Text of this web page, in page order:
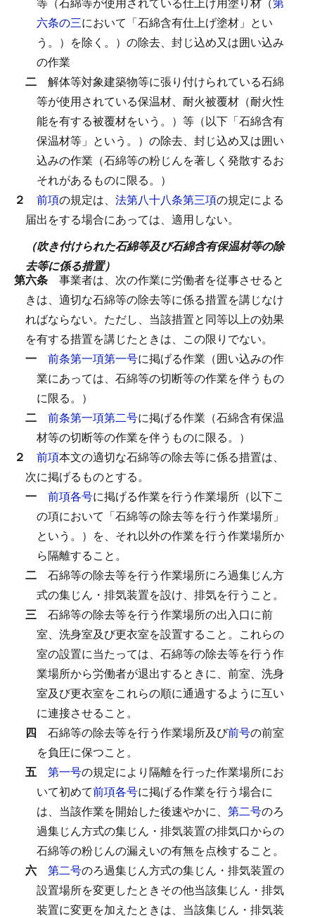
六条の三において「石綿含有仕上げ塗材」とい
う。）を除く。）の除去、封じ込め又は囲い込み
の作業
二 解体等対象建築物等に張り付けられている石綿
等が使用されている保温材、耐火被覆材（耐火性
能を有する被覆材をいう。）等（以下「石綿含有
保温材等」という。）の除去、封じ込め又は囲い
込みの作業（石綿等の粉じんを著しく発散するお
それがあるものに限る。）
２ 前項の規定は、 法第八十八条第三項の規定による
届出をする場合にあっては、適用しない。
（吹き付けられた石綿等及び石綿含有保温材等の除
去等に係る措置）
第六条 事業者は、次の作業に労働者を従事させると
きは、適切な石綿等の除去等に係る措置を講じなけ
ればならない。 ただし、当該措置と同等以上の効果
を有する措置を講じたときは、この限りでない。
一 前条第一項第一号に掲げる作業（囲い込みの作
業にあっては、石綿等の切断等の作業を伴うもの
に限る。）
二 前条第一項第二号に掲げる作業（石綿含有保温
材等の切断等の作業を伴うものに限る。）
２ 前項本文の適切な石綿等の除去等に係る措置は、
次に掲げるものとする。
一 前項各号に掲げる作業を行う作業場所（以下こ
の項において「石綿等の除去等を行う作業場所」
という。）を、それ以外の作業を行う作業場所か
ら隔離すること。
二 石綿等の除去等を行う作業場所にろ過集じん方
式の集じん・排気装置を設け、排気を行うこと。
三 石綿等の除去等を行う作業場所の出入口に前
室、洗身室及び更衣室を設置すること。 これらの
室の設置に当たっては、石綿等の除去等を行う作
業場所から労働者が退出するときに、前室、洗身
室及び更衣室をこれらの順に通過するように互い
に連接させること。
四 石綿等の除去等を行う作業場所及び前号の前室
を負圧に保つこと。
五 第一号の規定により隔離を行った作業場所にお
いて初めて前項各号に掲げる作業を行う場合に
は、当該作業を開始した後速やかに、 第二号のろ
過集じん方式の集じん・排気装置の排気口からの
石綿等の粉じんの漏えいの有無を点検すること。
六 第二号のろ過集じん方式の集じん・排気装置の
設置場所を変更したときその他当該集じん・排気
装置に変更を加えたときは、当該集じん・排気装